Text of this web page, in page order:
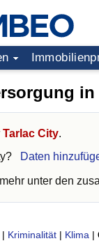
in
Tarlac City.
? Daten
unter den
| Kriminalität | Klima |